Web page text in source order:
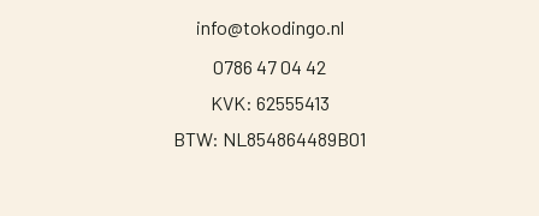
info@tokodingo.nl
0786 47 04 42
KVK: 62555413
BTW: NL854864489B01